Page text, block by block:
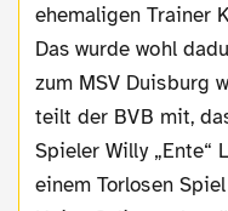
ehemaligen Trainer
Das wurde wohl
zum MSV Duisburg
teilt der BVB mit,
Spieler Willy „Ente“
einem Torlosen